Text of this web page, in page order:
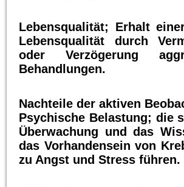
Lebensqualität; Erhalt
Lebensqualität durch
oder Verzögerung
Behandlungen.
Nachteile der aktiven
Psychische Belastung; die
Überwachung und das
das Vorhandensein von
zu Angst und Stress führen.